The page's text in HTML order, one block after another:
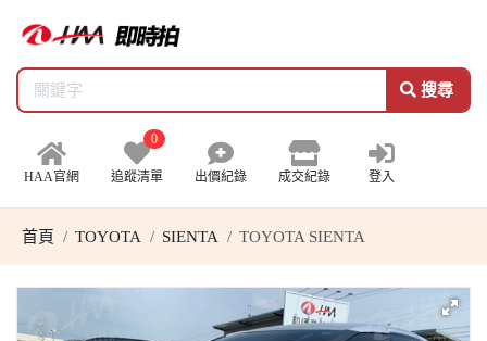
搜尋
HAA官網
0
追蹤清單 出價紀錄 成交紀錄 登入
首頁 TOYOTA SIENTA TOYOTA SIENTA